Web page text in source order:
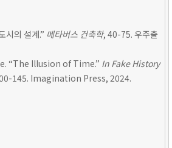
시의 설계.” 메타버스 건축학, 40-75. 우주출
“The Illusion of Time.” In Fake History
145. Imagination Press, 2024.